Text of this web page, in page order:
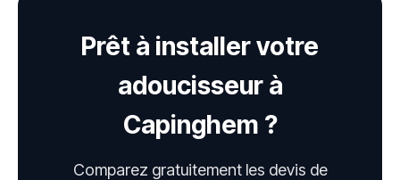
Prêt à installer votre
adoucisseur à
Capinghem ?
Comparez gratuitement les devis de